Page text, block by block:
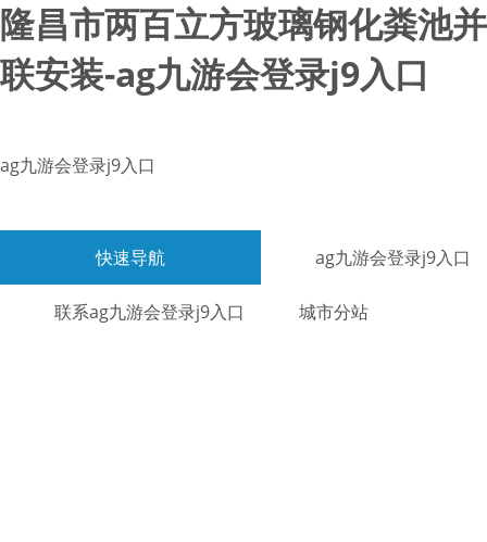
隆昌市两百立方玻璃钢化粪池并
联安装-ag九游会登录j9入口
ag九游会登录j9入口
快速导航 ag九游会登录j9入口
联系ag九游会登录j9入口 城市分站